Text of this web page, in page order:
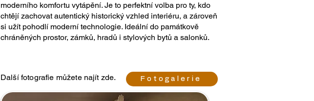
moderního komfortu vytápění. Je to perfektní volba pro ty, kdo
chtějí zachovat autentický historický vzhled interiéru, a zároveň
si užít pohodlí moderní technologie. Ideální do památkově
chráněných prostor, zámků, hradů i stylových bytů a salonků.
Další fotografie můžete najít zde. Fotogalerie